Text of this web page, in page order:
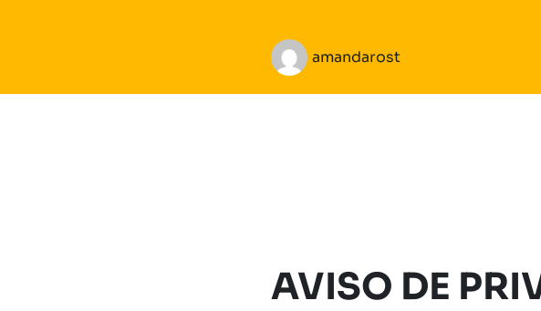
amandarost
AVISO DE